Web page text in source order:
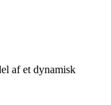
af et dynamisk